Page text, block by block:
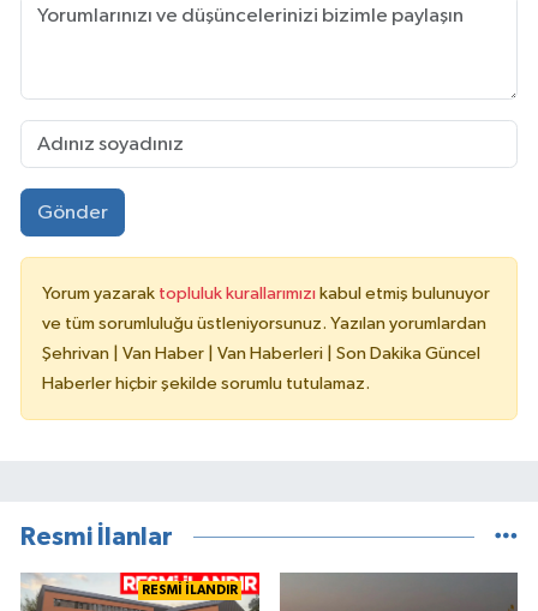
Gönder
Yorum yazarak topluluk kurallarımızı kabul etmiş bulunuyor
ve tüm sorumluluğu üstleniyorsunuz. Yazılan yorumlardan
Şehrivan | Van Haber | Van Haberleri | Son Dakika Güncel
Haberler hiçbir şekilde sorumlu tutulamaz.
Resmi İlanlar
RESMİ İLANDIR